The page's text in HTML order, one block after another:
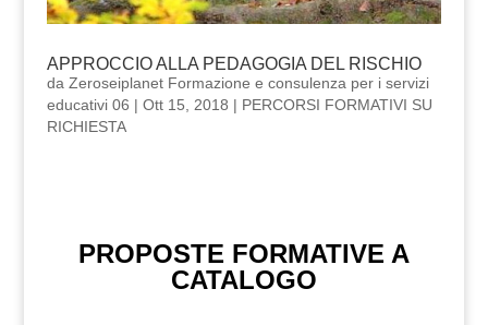
APPROCCIO ALLA PEDAGOGIA DEL RISCHIO
da Zeroseiplanet Formazione e consulenza per i servizi
educativi 06 | Ott 15, 2018 | PERCORSI FORMATIVI SU
RICHIESTA
PROPOSTE FORMATIVE A
CATALOGO